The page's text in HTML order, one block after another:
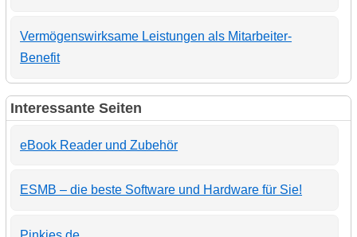
Vermögenswirksame Leistungen als Mitarbeiter-
Benefit
Interessante Seiten
eBook Reader und Zubehör
ESMB – die beste Software und Hardware für Sie!